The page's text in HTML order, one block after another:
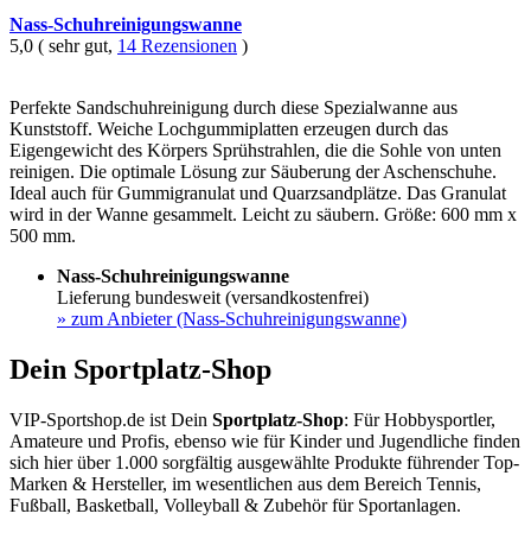
Nass-Schuhreinigungswanne
5,0 ( sehr gut, 14 Rezensionen )
Perfekte Sandschuhreinigung durch diese Spezialwanne aus
Kunststoff. Weiche Lochgummiplatten erzeugen durch das
Eigengewicht des Körpers Sprühstrahlen, die die Sohle von unten
reinigen. Die optimale Lösung zur Säuberung der Aschenschuhe.
Ideal auch für Gummigranulat und Quarzsandplätze. Das Granulat
wird in der Wanne gesammelt. Leicht zu säubern. Größe: 600 mm x
500 mm.
Nass-Schuhreinigungswanne
Lieferung bundesweit (versandkostenfrei)
» zum Anbieter (Nass-Schuhreinigungswanne)
Dein Sportplatz-Shop
VIP-Sportshop.de ist Dein Sportplatz-Shop: Für Hobbysportler,
Amateure und Profis, ebenso wie für Kinder und Jugendliche finden
sich hier über 1.000 sorgfältig ausgewählte Produkte führender Top-
Marken & Hersteller, im wesentlichen aus dem Bereich Tennis,
Fußball, Basketball, Volleyball & Zubehör für Sportanlagen.